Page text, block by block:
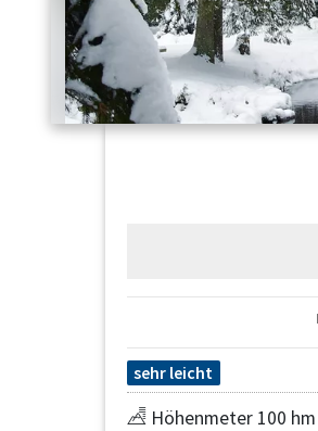
sehr leicht
Höhenmeter 100 hm